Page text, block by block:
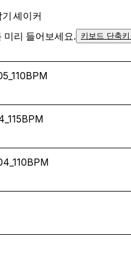
셰이커
미리 들어보세요. 키보드 단축
택
택